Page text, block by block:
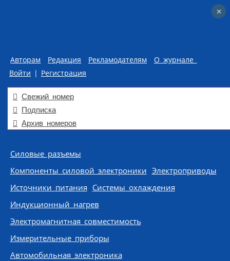
Авторам Редакция Рекламодателям
О журнале
Войти | Регистрация
Свежий номер
Подписка
Архив номеров
Skip to content
Силовые разъемы
Компоненты силовой электроники Электроприводы
Источники питания Системы охлаждения
Индукционный нагрев
Электромагнитная совместимость
Измерительные приборы
Автомобильная электроника
×
×